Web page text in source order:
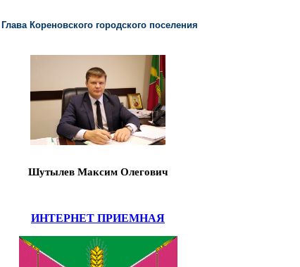
Глава Кореновского городского поселения
Шутылев Максим Олегович
ИНТЕРНЕТ ПРИЕМНАЯ